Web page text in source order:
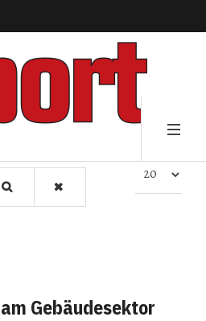
Anzeige #
Gebäudesektor